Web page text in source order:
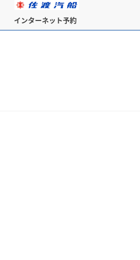
インターネット予約